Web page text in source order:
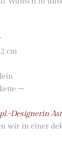
cm
–
Designerin
wir in einer